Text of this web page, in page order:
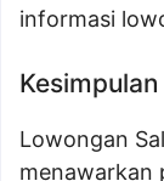
informasi
Kesimpulan
Lowongan
menawarkan